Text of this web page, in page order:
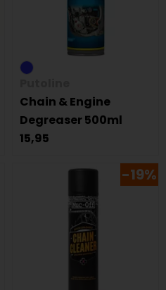
Chain & Engine
Degreaser 500ml
15,95
-19%